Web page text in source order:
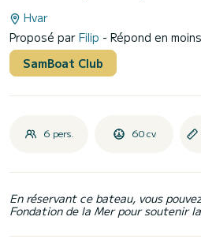
Hvar
Proposé par Filip - Répond en
SamBoat Club
6 pers. 60 cv
En réservant ce bateau, vous
Fondation de la Mer pour soutenir